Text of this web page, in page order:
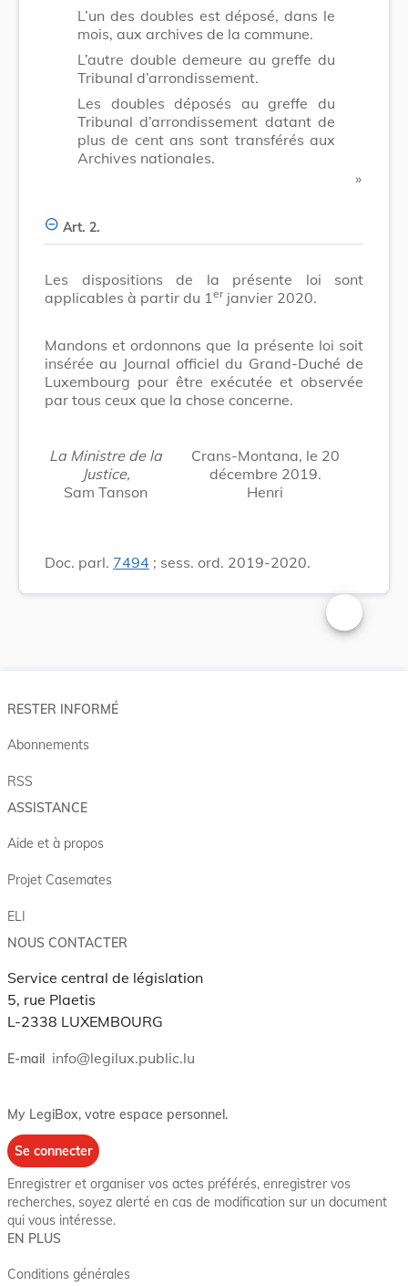
L’un des doubles est déposé, dans le
mois, aux archives de la commune.
L’autre double demeure au greffe du
Tribunal d’arrondissement.
Les doubles déposés au greffe du
Tribunal d’arrondissement datant de
plus de cent ans sont transférés aux
Archives nationales.
​ »
Art. 2.
Les dispositions de la présente loi sont
applicables à partir du 1 erjanvier 2020.
Mandons et ordonnons que la présente loi soit
insérée au Journal officiel du Grand-Duché de
Luxembourg pour être exécutée et observée
par tous ceux que la chose concerne.
La Ministre de la
Justice,
Sam Tanson
Crans-Montana, le 20
décembre 2019.
Henri
Doc. parl. 7494 ; sess. ord. 2019-2020.
Changer la
RESTER INFORMÉ
Abonnements
RSS
ASSISTANCE
Aide et à propos
Projet Casemates
ELI
NOUS CONTACTER
Service central de législation
5, rue Plaetis
L-2338 LUXEMBOURG
E-mail info@legilux.public.lu
My LegiBox, votre espace personnel.
Se connecter
Enregistrer et organiser vos actes préférés, enregistrer vos
recherches, soyez alerté en cas de modification sur un document
qui vous intéresse.
EN PLUS
Conditions générales